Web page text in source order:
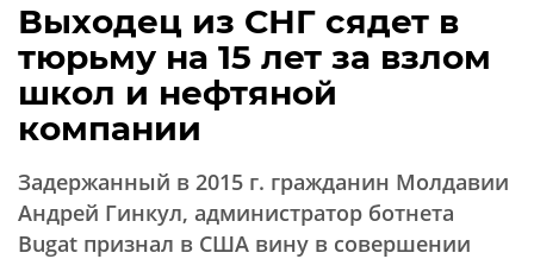
Выходец из СНГ сядет в
тюрьму на 15 лет за взлом
школ и нефтяной
компании
Задержанный в 2015 г. гражданин Молдавии
Андрей Гинкул, администратор ботнета
Bugat признал в США вину в совершении